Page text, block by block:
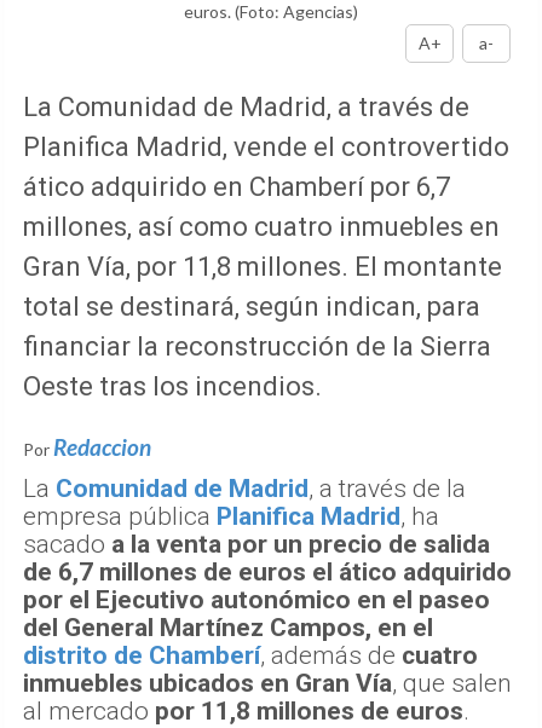
euros.(Foto: Agencias)
A+
a-
La Comunidad de Madrid, a través de
Planifica Madrid, vende el controvertido
ático adquirido en Chamberí por 6,7
millones, así como cuatro inmuebles en
Gran Vía, por 11,8 millones. El montante
total se destinará, según indican, para
financiar la reconstrucción de la Sierra
Oeste tras los incendios.
Por Redaccion
La Comunidad de Madrid, a través de la
empresa pública Planifica Madrid, ha
sacado a la venta por un precio de salida
de 6,7 millones de euros el ático adquirido
por el Ejecutivo autonómico en el paseo
del General Martínez Campos, en el
distrito de Chamberí, además de cuatro
inmuebles ubicados en Gran Vía, que salen
al mercado por 11,8 millones de euros.